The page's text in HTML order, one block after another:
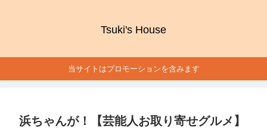
Tsuki's House
当サイトはプロモーションを含みます
浜ちゃんが！【芸能人お取り寄せグルメ】